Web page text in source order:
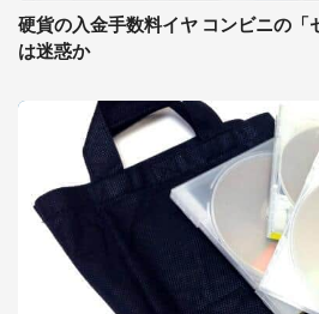
硬貨の入金手数料イヤ コンビニの「
は迷惑か